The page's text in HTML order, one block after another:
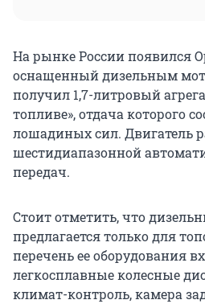
На рынке России появился
оснащенный дизельным
получил 1,7-литровый
топливе», отдача которого
лошадиных сил. Двигатель
шестидиапазонной
передач.
Стоит отметить, что
предлагается только для
перечень ее оборудования
легкосплавные колесные
климат-контроль, камера